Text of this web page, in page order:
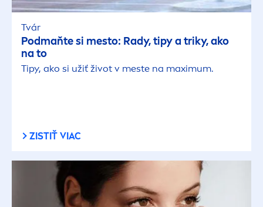
Tvár
Podmaňte si mesto: Rady, tipy a triky, ako
na to
Tipy, ako si užiť život v meste na maximum.
ZISTIŤ VIAC